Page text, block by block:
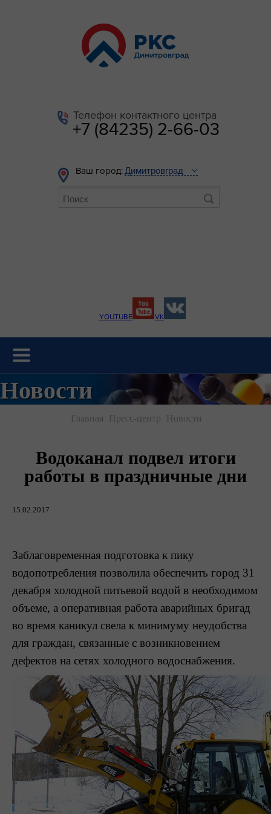
Телефон контактного центра
+7 (84235) 2-66-03
Ваш город:
YOUTUBE VK
Новости
Главная Пресс-центр Новости
Водоканал подвел итоги
работы в праздничные дни
15.02.2017
Заблаговременная подготовка к пику
водопотребления позволила обеспечить город 31
декабря холодной питьевой водой в необходимом
объеме, а оперативная работа аварийных бригад
во время каникул свела к минимуму неудобства
для граждан, связанные с возникновением
дефектов на сетях холодного водоснабжения.